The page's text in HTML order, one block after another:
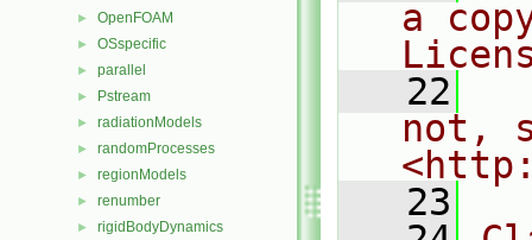
► OpenFOAM
► OSspecific
► parallel
► Pstream
► radiationModels
► randomProcesses
► regionModels
► renumber
► rigidBodyDynamics
a
   22
not,
   23